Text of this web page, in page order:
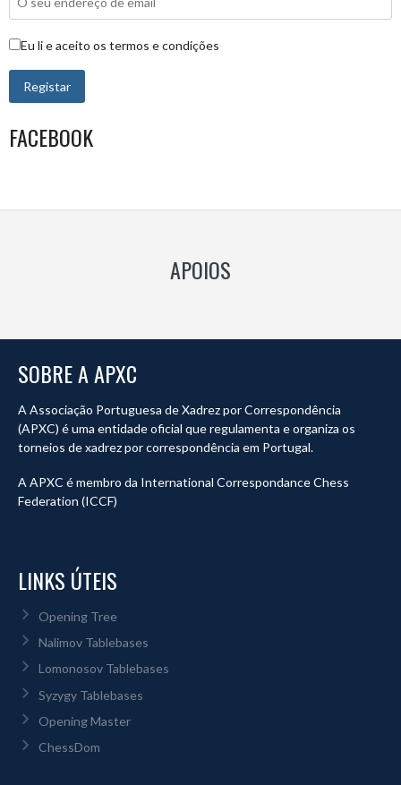
Eu li e aceito os termos e condições
FACEBOOK
APOIOS
SOBRE A APXC
A Associação Portuguesa de Xadrez por Correspondência
(APXC) é uma entidade oficial que regulamenta e organiza os
torneios de xadrez por correspondência em Portugal.
A APXC é membro da International Correspondance Chess
Federation (ICCF)
LINKS ÚTEIS
Opening Tree
Nalimov Tablebases
Lomonosov Tablebases
Syzygy Tablebases
Opening Master
ChessDom